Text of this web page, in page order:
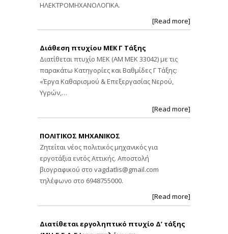
ΗΛΕΚΤΡΟΜΗΧΑΝΟΛΟΓΙΚΑ.
[Read more]
Διάθεση πτυχίου ΜΕΚ Γ Τάξης
Διατίθεται πτυχίο ΜΕΚ (ΑΜ ΜΕΚ 33042) με τις
παρακάτω Κατηγορίες και Βαθμίδες Γ Τάξης:
«Έργα Καθαρισμού & Επεξεργασίας Νερού,
Υγρών,…
[Read more]
ΠΟΛΙΤΙΚΟΣ ΜΗΧΑΝΙΚΟΣ
Ζητείται νέος πολιτικός μηχανικός για
εργοτάξια εντός Αττικής. Αποστολή
βιογραφικού στο vagdatlis@gmail.com
τηλέφωνο στο 6948755000.
[Read more]
Διατίθεται εργοληπτικό πτυχίο Δ’ τάξης